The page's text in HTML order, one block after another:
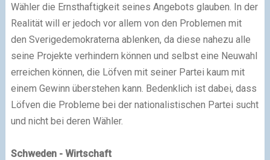
Wähler die Ernsthaftigkeit seines Angebots glauben. In der
Realität will er jedoch vor allem von den Problemen mit
den Sverigedemokraterna ablenken, da diese nahezu alle
seine Projekte verhindern können und selbst eine Neuwahl
erreichen können, die Löfven mit seiner Partei kaum mit
einem Gewinn überstehen kann. Bedenklich ist dabei, dass
Löfven die Probleme bei der nationalistischen Partei sucht
und nicht bei deren Wähler.
Schweden - Wirtschaft